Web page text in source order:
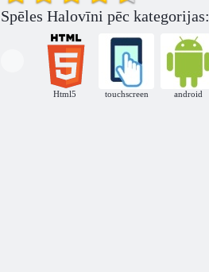
Spēles Halovīni pēc kategorijas:
Html5 touchscreen android